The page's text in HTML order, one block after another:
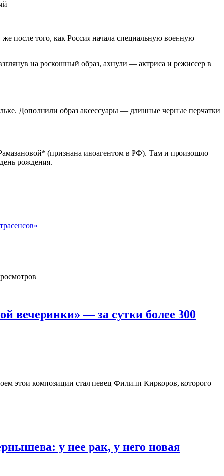
после того, как Россия начала специальную военную
на роскошный образ, ахнули — актриса и режиссер в
Дополнили образ аксессуары — длинные черные перчатки
(признана иноагентом в РФ). Там и произошло
рождения.
вечеринки» — за сутки более 300
этой композиции стал певец Филипп Киркоров, которого
у нее рак, у него новая